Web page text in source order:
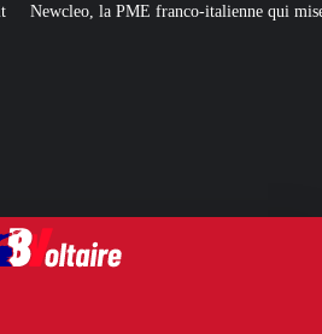
qui mise sur l’avenir du « mini nucléaire »